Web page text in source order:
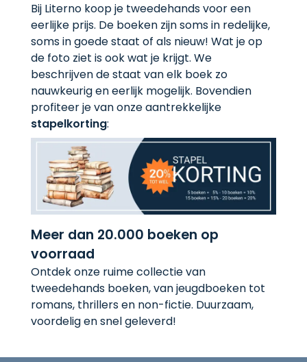
Bij Literno koop je tweedehands voor een
eerlijke prijs. De boeken zijn soms in redelijke,
soms in goede staat of als nieuw! Wat je op
de foto ziet is ook wat je krijgt. We
beschrijven de staat van elk boek zo
nauwkeurig en eerlijk mogelijk. Bovendien
profiteer je van onze aantrekkelijke
stapelkorting:
Meer dan 20.000 boeken op
voorraad
Ontdek onze ruime collectie van
tweedehands boeken, van jeugdboeken tot
romans, thrillers en non-fictie. Duurzaam,
voordelig en snel geleverd!